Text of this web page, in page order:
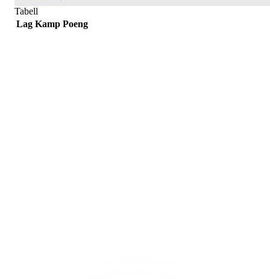
Tabell
Lag Kamp Poeng